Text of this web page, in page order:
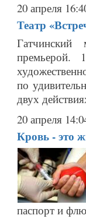
20 апреля
Театр
Гатчинский
по
двух
20 апреля
Кровь - это
паспорт и